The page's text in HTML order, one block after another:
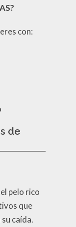
con:
de
pelo rico
que
caída.